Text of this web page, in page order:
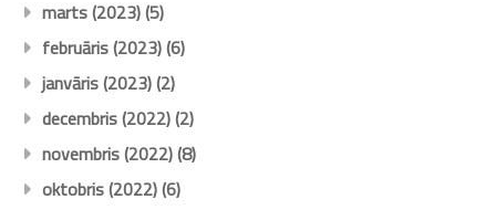
marts (2023)(5)
februāris (2023)(6)
janvāris (2023)(2)
decembris (2022)(2)
novembris (2022)(8)
oktobris (2022)(6)